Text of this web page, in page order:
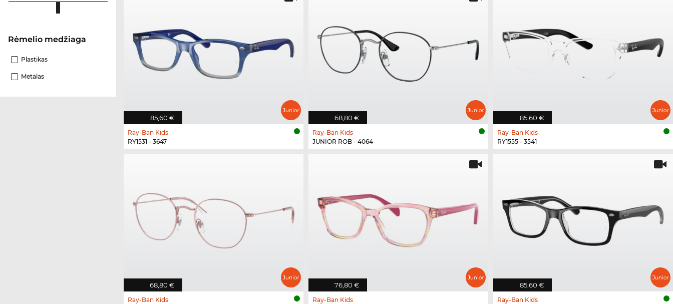
Rėmelio medžiaga
Plastikas
Metalas
85,60 €
Ray-Ban Kids
RY1531 - 3647
68,80 €
Ray-Ban Kids
JUNIOR ROB - 4064
85,60 €
Ray-Ban Kids
RY1555 - 3541
68,80 €
Ray-Ban Kids
76,80 €
Ray-Ban Kids
85,60 €
Ray-Ban Kids